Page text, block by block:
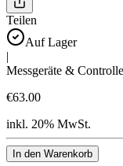
Teilen
Auf Lager
|
Messgeräte &
€63.00
inkl. 20% MwSt.
In den Warenkorb